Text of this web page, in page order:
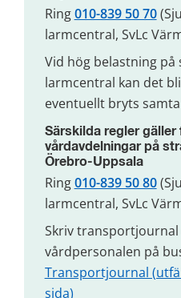
Ring 010-839 50 70
larmcentral, SvLc
Vid hög belastning på
larmcentral kan det
eventuellt bryts
Särskilda regler
vårdavdelningar på
Örebro-Uppsala
Ring 010-839 50 80
larmcentral, SvLc
Skriv
vårdpersonalen på
Transportjournal
sida)